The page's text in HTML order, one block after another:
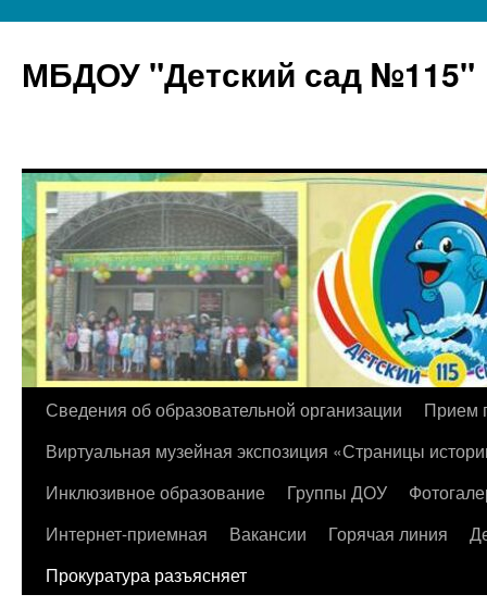
МБДОУ "Детский сад №115"
Перейти
содержимому
Сведения об образовательной организации
Прием
Виртуальная музейная экспозиция «Страницы
Инклюзивное образование
Группы ДОУ
Интернет-приемная
Вакансии Горячая линия
Прокуратура разъясняет